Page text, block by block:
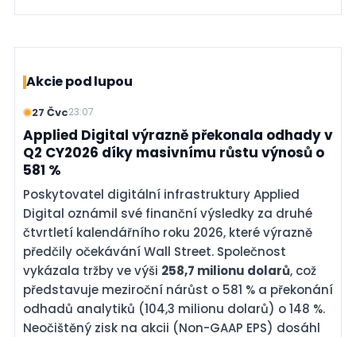
Akcie pod lupou
27 Čvc23:07
Applied Digital výrazně překonala odhady v
Q2 CY2026 díky masivnímu růstu výnosů o
581 %
Poskytovatel digitální infrastruktury Applied
Digital oznámil své finanční výsledky za druhé
čtvrtletí kalendářního roku 2026, které výrazně
předčily očekávání Wall Street. Společnost
vykázala tržby ve výši 258,7 milionu dolarů, což
představuje meziroční nárůst o 581 % a překonání
odhadů analytiků (104,3 milionu dolarů) o 148 %.
Neočištěný zisk na akcii (Non-GAAP EPS) dosáhl